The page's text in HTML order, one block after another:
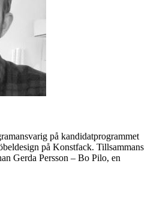
på kandidatprogrammet
på Konstfack. Tillsammans
Gerda Persson – Bo Pilo, en